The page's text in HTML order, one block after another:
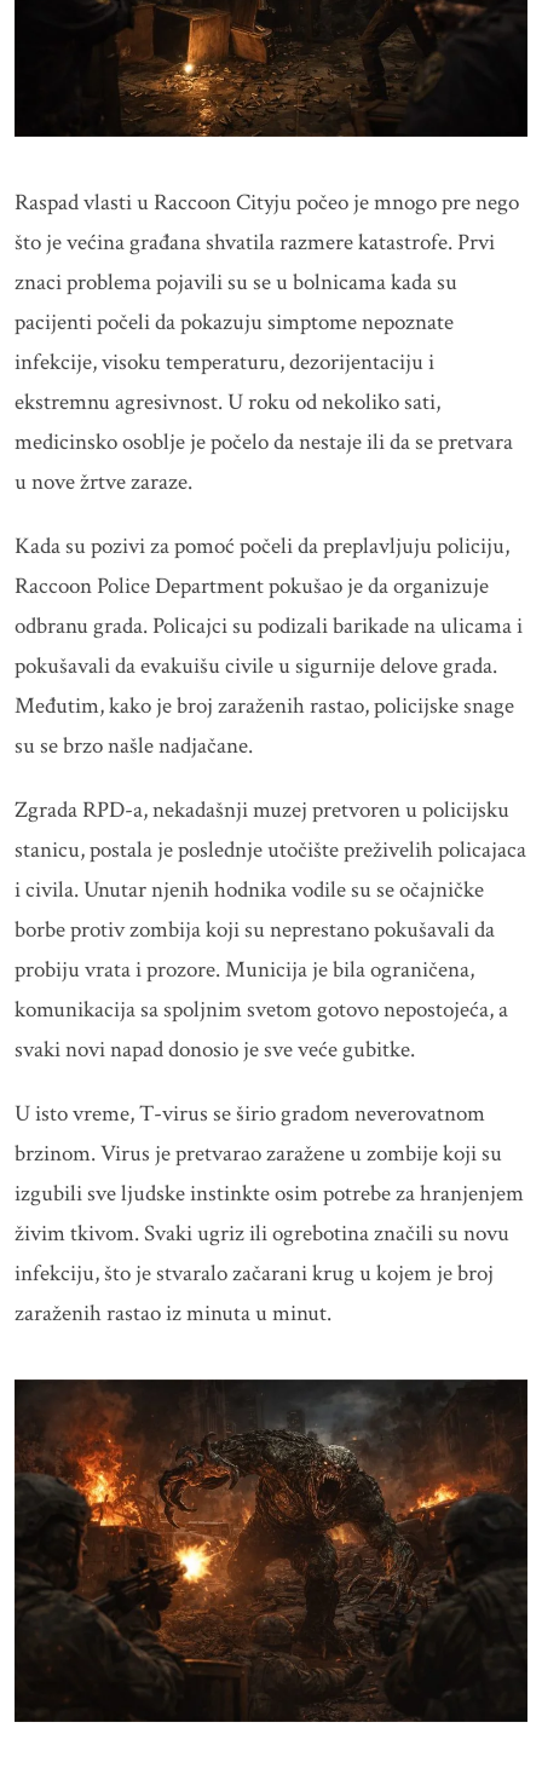
Raspad vlasti u Raccoon Cityju počeo je mnogo pre nego
što je većina građana shvatila razmere katastrofe. Prvi
znaci problema pojavili su se u bolnicama kada su
pacijenti počeli da pokazuju simptome nepoznate
infekcije, visoku temperaturu, dezorijentaciju i
ekstremnu agresivnost. U roku od nekoliko sati,
medicinsko osoblje je počelo da nestaje ili da se pretvara
u nove žrtve zaraze.
Kada su pozivi za pomoć počeli da preplavljuju policiju,
Raccoon Police Department pokušao je da organizuje
odbranu grada. Policajci su podizali barikade na ulicama i
pokušavali da evakuišu civile u sigurnije delove grada.
Međutim, kako je broj zaraženih rastao, policijske snage
su se brzo našle nadjačane.
Zgrada RPD-a, nekadašnji muzej pretvoren u policijsku
stanicu, postala je poslednje utočište preživelih policajaca
i civila. Unutar njenih hodnika vodile su se očajničke
borbe protiv zombija koji su neprestano pokušavali da
probiju vrata i prozore. Municija je bila ograničena,
komunikacija sa spoljnim svetom gotovo nepostojeća, a
svaki novi napad donosio je sve veće gubitke.
U isto vreme, T-virus se širio gradom neverovatnom
brzinom. Virus je pretvarao zaražene u zombije koji su
izgubili sve ljudske instinkte osim potrebe za hranjenjem
živim tkivom. Svaki ugriz ili ogrebotina značili su novu
infekciju, što je stvaralo začarani krug u kojem je broj
zaraženih rastao iz minuta u minut.